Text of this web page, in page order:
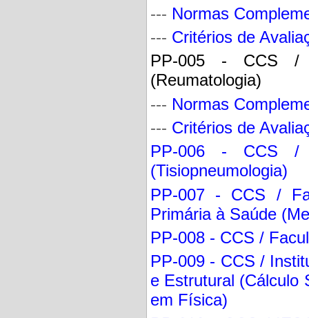
--- Normas
--- Critérios de
PP-005 - CCS /
(Reumatologia)
--- Normas
--- Critérios de
PP-006 - CCS /
(Tisiopneumologia)
PP-007 - CCS /
Primária à Saúde
PP-008 - CCS /
PP-009 - CCS /
e Estrutural (Cálculo
em Física)